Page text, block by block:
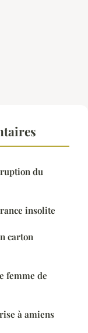
du
insolite
carton
femme de
à amiens